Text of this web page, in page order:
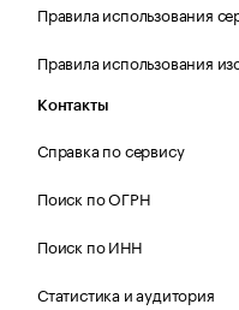
Правила использования
Правила использования
Контакты
Справка по сервису
Поиск по ОГРН
Поиск по ИНН
Статистика и аудитория